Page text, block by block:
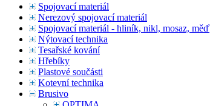
Spojovací materiál
Nerezový spojovací materiál
Spojovací materiál - hliník, nikl, mosaz, měď
Nýtovací technika
Tesařské kování
Hřebíky
Plastové součásti
Kotevní technika
Brusivo